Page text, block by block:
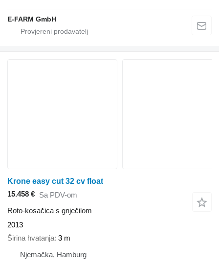
E-FARM GmbH
Krone easy cut 32 cv float
15.458 € Sa PDV-om
Roto-kosačica s gnječilom
2013
Širina hvatanja 3 m
Njemačka, Hamburg